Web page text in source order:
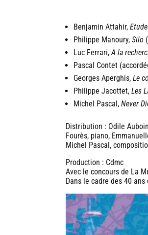
Benjamin Attahir,
Philippe Manoury,Silo
Luc Ferrari,A la
Pascal Contet
Georges Aperghis,Le
Philippe Jacottet,Les
Michel Pascal,Never
Distribution : Odile
Fourès, piano,
Michel Pascal,
Production : Cdmc
Avec le concours de La
Dans le cadre des 40